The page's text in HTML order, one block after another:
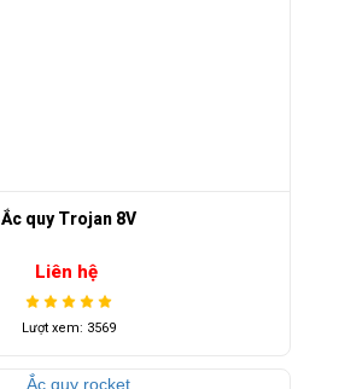
Ắc quy Trojan 8V
Liên hệ
Lượt xem: 3569